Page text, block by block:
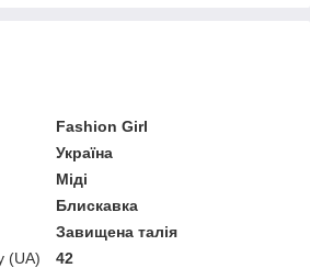
Fashion Girl
Україна
Міді
Блискавка
Завищена талія
(UA)
42